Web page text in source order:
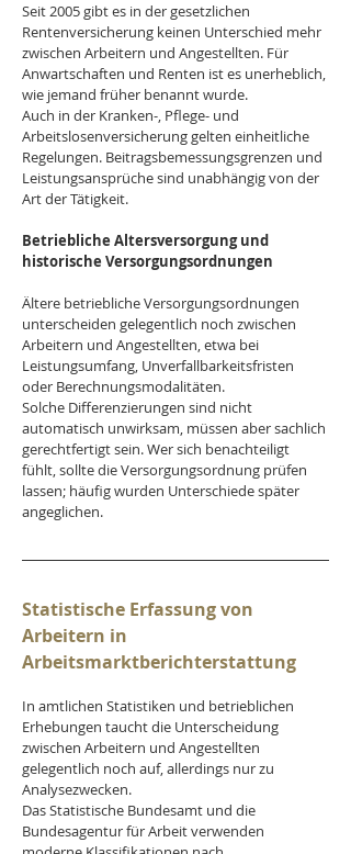
Seit 2005 gibt es in der gesetzlichen
Rentenversicherung keinen Unterschied mehr
zwischen Arbeitern und Angestellten. Für
Anwartschaften und Renten ist es unerheblich,
wie jemand früher benannt wurde.
Auch in der Kranken-, Pflege- und
Arbeitslosenversicherung gelten einheitliche
Regelungen. Beitragsbemessungsgrenzen und
Leistungsansprüche sind unabhängig von der
Art der Tätigkeit.
Betriebliche Altersversorgung und
historische Versorgungsordnungen
Ältere betriebliche Versorgungsordnungen
unterscheiden gelegentlich noch zwischen
Arbeitern und Angestellten, etwa bei
Leistungsumfang, Unverfallbarkeitsfristen
oder Berechnungsmodalitäten.
Solche Differenzierungen sind nicht
automatisch unwirksam, müssen aber sachlich
gerechtfertigt sein. Wer sich benachteiligt
fühlt, sollte die Versorgungsordnung prüfen
lassen; häufig wurden Unterschiede später
angeglichen.
Statistische Erfassung von
Arbeitern in
Arbeitsmarktberichterstattung
In amtlichen Statistiken und betrieblichen
Erhebungen taucht die Unterscheidung
zwischen Arbeitern und Angestellten
gelegentlich noch auf, allerdings nur zu
Analysezwecken.
Das Statistische Bundesamt und die
Bundesagentur für Arbeit verwenden